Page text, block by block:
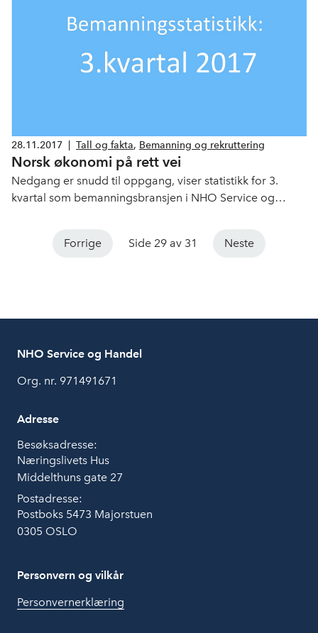
28.11.2017 Tall og fakta, Bemanning og rekruttering
Norsk økonomi på rett vei
Nedgang er snudd til oppgang, viser statistikk for 3.
kvartal som bemanningsbransjen i NHO Service og
Forrige Side 29 av 31 Neste
NHO Service og Handel
Org. nr. 971491671
Adresse
Besøksadresse:
Næringslivets Hus
Middelthuns gate 27
Postadresse:
Postboks 5473 Majorstuen
0305 OSLO
Personvern og vilkår
Personvernerklæring